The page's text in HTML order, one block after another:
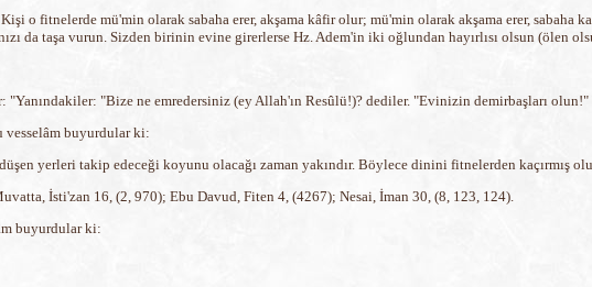
o fitnelerde mü'min olarak sabaha erer, akşama kâfir olur; mü'min olarak akşama erer, sabaha
da taşa vurun. Sizden birinin evine girerlerse Hz. Adem'in iki oğlundan hayırlısı olsun (ölen
"Bize ne emredersiniz (ey Allah'ın Resûlü!)? dediler. "Evinizin demirbaşları
vesselâm buyurdular ki:
yerleri takip edeceği koyunu olacağı zaman yakındır. Böylece dinini fitnelerden kaçırmış
İsti'zan 16, (2, 970); Ebu Davud, Fiten 4, (4267); Nesai, İman 30, (8, 123, 124).
buyurdular ki: